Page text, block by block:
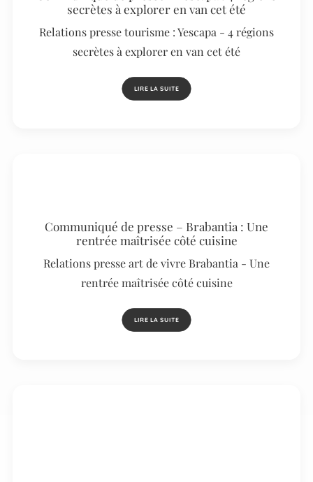
secrètes à explorer en van cet été
Relations presse tourisme : Yescapa - 4 régions
secrètes à explorer en van cet été
LIRE LA SUITE
Communiqué de presse – Brabantia : Une
rentrée maîtrisée côté cuisine
Relations presse art de vivre Brabantia - Une
rentrée maîtrisée côté cuisine
LIRE LA SUITE